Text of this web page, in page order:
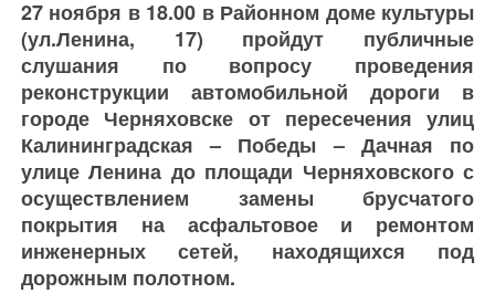
27 ноября в 18.00 в Районном доме культуры
(ул.Ленина, 17) пройдут публичные
слушания по вопросу проведения
реконструкции автомобильной дороги в
городе Черняховске от пересечения улиц
Калининградская – Победы – Дачная по
улице Ленина до площади Черняховского с
осуществлением замены брусчатого
покрытия на асфальтовое и ремонтом
инженерных сетей, находящихся под
дорожным полотном.